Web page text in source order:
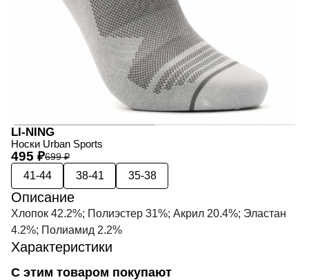
LI-NING
Носки Urban Sports
699 ₽
495 ₽
41-44 38-41 35-38
Описание
Хлопок 42.2%; Полиэстер 31%; Акрил 20.4%; Эластан
4.2%; Полиамид 2.2%
Характеристики
С этим товаром покупают